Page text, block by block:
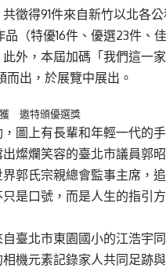
徵得91件來自新竹以北各
（特優16件、優選23件、
外，本屆加碼「我們這一
而出，於展覽中展出。
獲 邀特頒優選獎
，圖上有長輩和年輕一代的
燦爛笑容的臺北市議員郭
郭氏宗親總會監事主席，
是口號，而是人生的指引
臺北市東園國小的江浩宇
機元素記錄家人共同足跡